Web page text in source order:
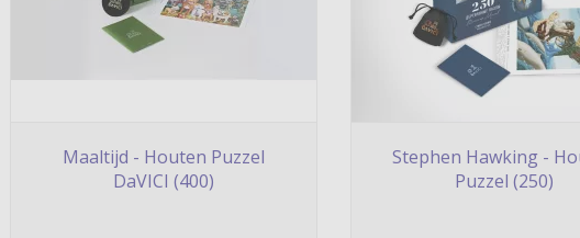
Maaltijd - Houten Puzzel
DaVICI (400)
Stephen Hawking -
Puzzel (250)